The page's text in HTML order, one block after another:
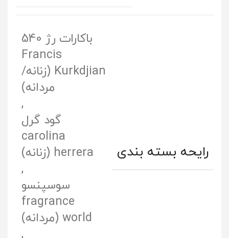
رایحه‌ بسته‌ بندی
باکارات رژ 540
Francis
Kurkdjian (زنانه/
مردانه)
,
گود گرل
carolina
herrera (زنانه)
,
سوسپنسو
fragrance
world (مردانه)
,